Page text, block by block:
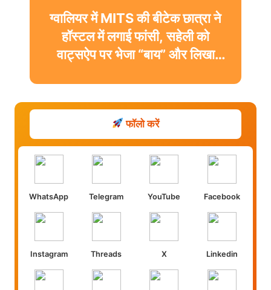
ग्वालियर में MITS की बीटेक छात्रा ने
हॉस्टल में लगाई फांसी, सहेली को
वाट्सऐप पर भेजा “बाय” और लिखा
फॉलो करें
WhatsApp Telegram YouTube Facebook
Instagram Threads X Linkedin